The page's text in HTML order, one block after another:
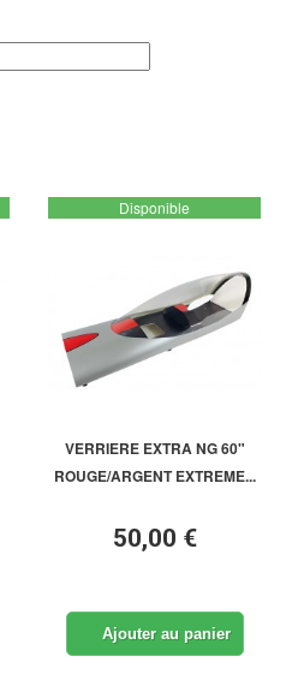
Disponible
VERRIERE EXTRA NG 60"
ROUGE/ARGENT EXTREME...
50,00 €
Ajouter au panier